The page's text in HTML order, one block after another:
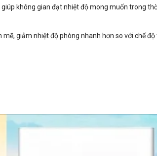
không gian đạt nhiệt độ mong muốn trong
giảm nhiệt độ phòng nhanh hơn so với chế độ